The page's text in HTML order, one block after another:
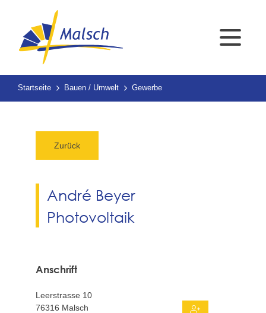
Startseite Bauen / Umwelt Gewerbe
Zurück
André Beyer
Photovoltaik
Anschrift
Leerstrasse 10
76316 Malsch